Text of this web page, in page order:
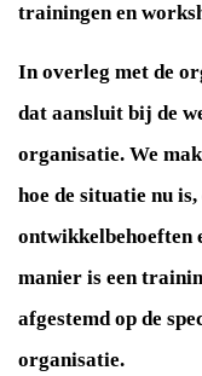
trainingen en
In overleg met de
dat aansluit bij de
organisatie. We
hoe de situatie nu
ontwikkelbehoeften
manier is een
afgestemd op de
organisatie.